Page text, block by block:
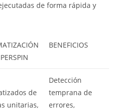
de forma rápida y
BENEFICIOS
de
unitarias,
Detección
temprana de
errores,